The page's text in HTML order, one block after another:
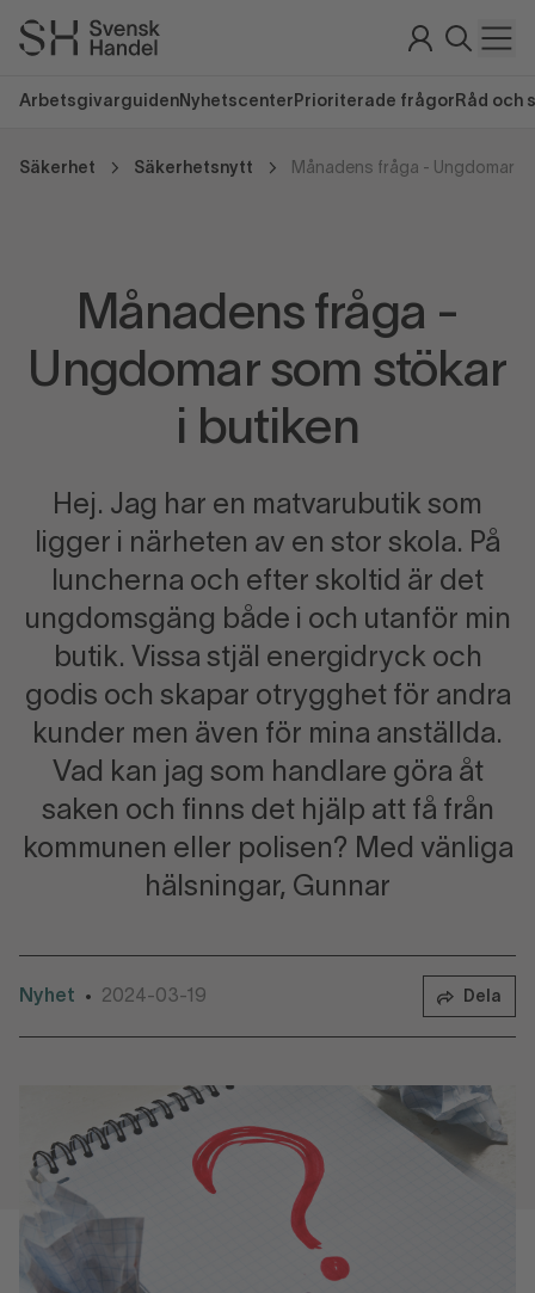
Arbetsgivarguiden Nyhetscenter Prioriterade frågor Råd och
Säkerhet Säkerhetsnytt
Månadens fråga -
Ungdomar som stökar
i butiken
Hej. Jag har en matvarubutik som
ligger i närheten av en stor skola. På
luncherna och efter skoltid är det
ungdomsgäng både i och utanför min
butik. Vissa stjäl energidryck och
godis och skapar otrygghet för andra
kunder men även för mina anställda.
Vad kan jag som handlare göra åt
saken och finns det hjälp att få från
kommunen eller polisen? Med vänliga
hälsningar, Gunnar
Nyhet • 2024-03-19 Dela